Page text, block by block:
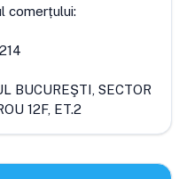
comerțului:
BUCUREŞTI, SECTOR
12F, ET.2